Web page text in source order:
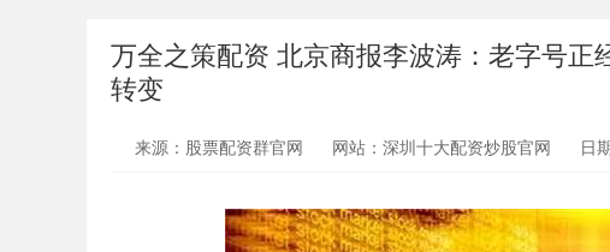
万全之策配资 北京商报李波涛：老字号
转变
来源：股票配资群官网 网站：深圳十大配资炒股官网 日